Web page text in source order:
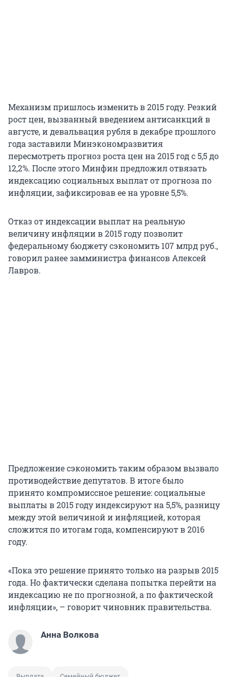
Механизм пришлось изменить в 2015 году. Резкий
рост цен, вызванный введением антисанкций в
августе, и девальвация рубля в декабре прошлого
года заставили Минэкономразвития
пересмотреть прогноз роста цен на 2015 год с 5,5 до
12,2%. После этого Минфин предложил отвязать
индексацию социальных выплат от прогноза по
инфляции, зафиксировав ее на уровне 5,5%.
Отказ от индексации выплат на реальную
величину инфляции в 2015 году позволит
федеральному бюджету сэкономить 107 млрд руб.,
говорил ранее замминистра финансов Алексей
Лавров.
Предложение сэкономить таким образом вызвало
противодействие депутатов. В итоге было
принято компромиссное решение: социальные
выплаты в 2015 году индексируют на 5,5%, разницу
между этой величиной и инфляцией, которая
сложится по итогам года, компенсируют в 2016
году.
«Пока это решение принято только на разрыв 2015
года. Но фактически сделана попытка перейти на
индексацию не по прогнозной, а по фактической
инфляции», – говорит чиновник правительства.
Анна Волкова